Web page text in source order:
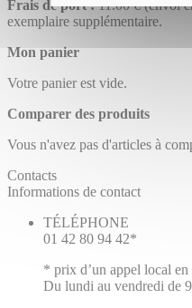
Frais de port :11.00 € (envoi
exemplaire supplémentaire.
Mon panier
Votre panier est vide.
Comparer des produits
Vous n'avez pas d'articles à
Contacts
Informations de contact
TÉLÉPHONE
01 42 80 94 42*
* prix d’un appel local
Du lundi au vendredi de